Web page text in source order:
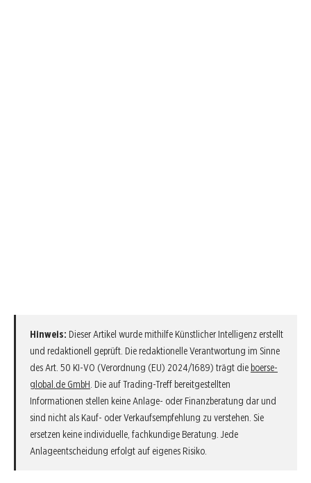
Hinweis: Dieser Artikel wurde mithilfe Künstlicher Intelligenz erstellt
und redaktionell geprüft. Die redaktionelle Verantwortung im Sinne
des Art. 50 KI-VO (Verordnung (EU) 2024/1689) trägt die boerse-
global.de GmbH. Die auf Trading-Treff bereitgestellten
Informationen stellen keine Anlage- oder Finanzberatung dar und
sind nicht als Kauf- oder Verkaufsempfehlung zu verstehen. Sie
ersetzen keine individuelle, fachkundige Beratung. Jede
Anlageentscheidung erfolgt auf eigenes Risiko.